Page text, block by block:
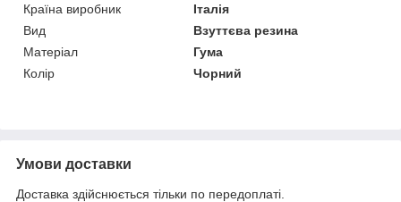
Країна виробник
Італія
Вид
Взуттєва резина
Матеріал
Гума
Колір
Чорний
Умови доставки
Доставка здійснюється тільки по передоплаті.